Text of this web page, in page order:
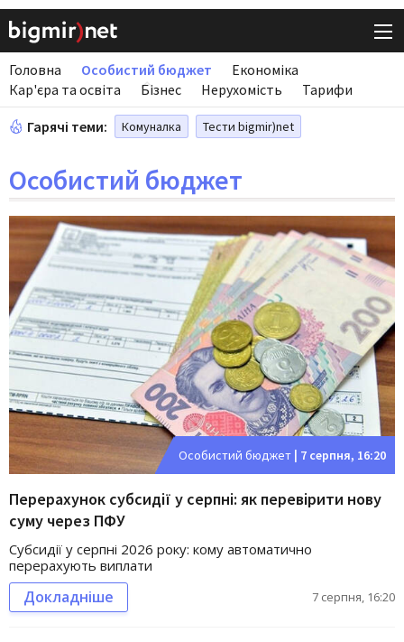
Головна Особистий бюджет
Економіка
Кар'єра та освіта
Бізнес Нерухомість Тарифи
Гарячі теми: Комуналка Тести bigmir)net
Особистий бюджет
Особистий бюджет | 7 серпня, 16:20
Перерахунок субсидії у серпні: як перевірити нову
суму через ПФУ
Субсидії у серпні 2026 року: кому автоматично
перерахують виплати
Докладніше 7 серпня, 16:20